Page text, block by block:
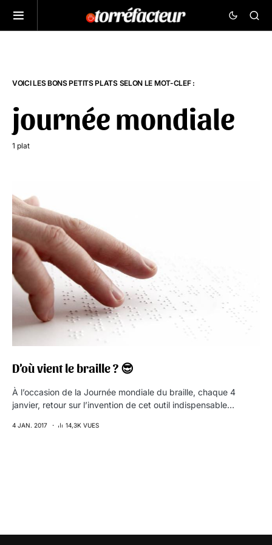
VOICI LES BONS PETITS PLATS SELON LE MOT-CLEF :
journée mondiale
1 plat
D’où vient le braille ? 😎
À l’occasion de la Journée mondiale du braille, chaque 4
janvier, retour sur l’invention de cet outil indispensable…
4 JAN. 2017 14,3K VUES